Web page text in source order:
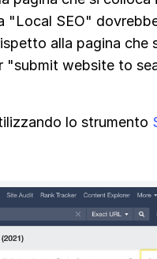
"Local SEO"
alla pagina che
"submit website to
lo strumento